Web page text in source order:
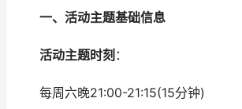
一、活动主题基础信息
活动主题时刻 ：
每周六晚21:00-21:15(15分钟)